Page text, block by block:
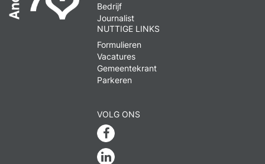
Bedrijf
Journalist
NUTTIGE LINKS
Formulieren
Vacatures
Gemeentekrant
Parkeren
VOLG ONS
Facebook
Linkedin